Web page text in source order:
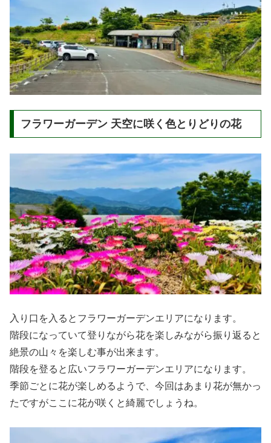
フラワーガーデン 天空に咲く色とりどりの花
入り口を入るとフラワーガーデンエリアになります。
階段になっていて登りながら花を楽しみながら振り返ると
絶景の山々を楽しむ事が出来ます。
階段を登ると広いフラワーガーデンエリアになります。
季節ごとに花が楽しめるようで、今回はあまり花が無かっ
たですがここに花が咲くと綺麗でしょうね。